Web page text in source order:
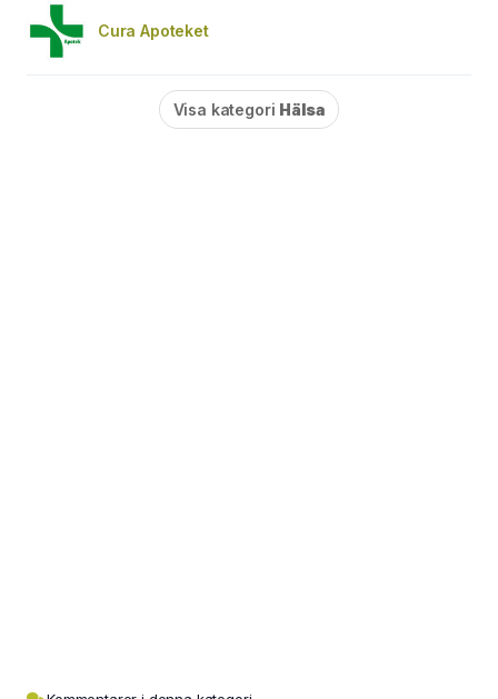
Cura Apoteket
Visa kategori Hälsa